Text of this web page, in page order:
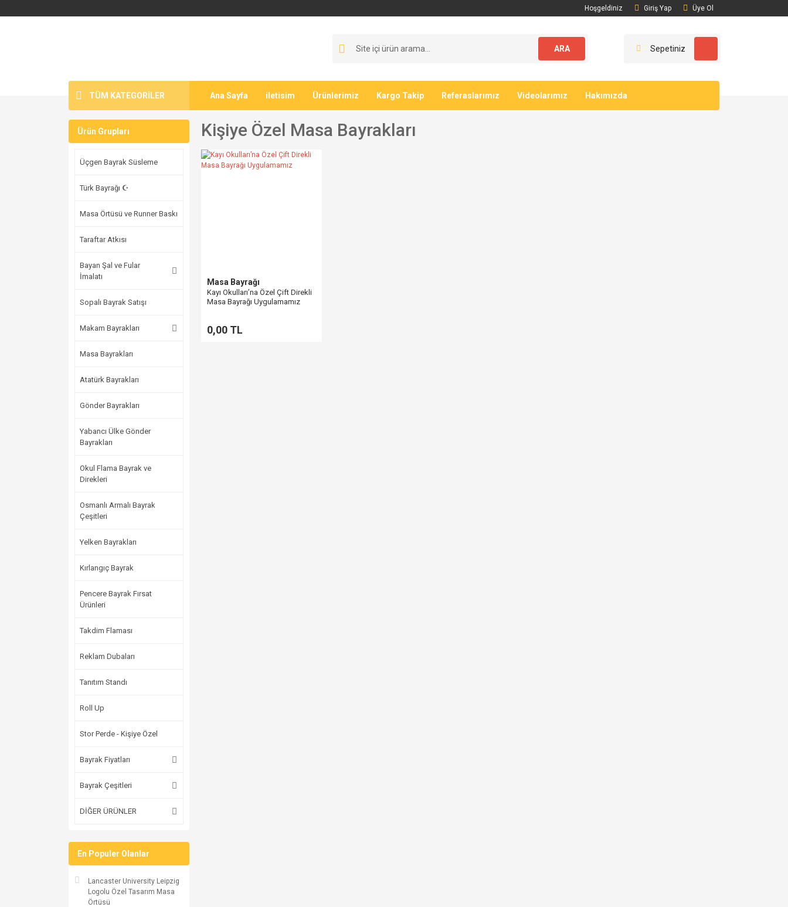
Hoşgeldiniz Giriş Yap Üye Ol
ARA Sepetiniz
TÜM KATEGORİLER Ana Sayfa iletisim Ürünlerimiz Kargo Takip Referaslarımız Videolarımız Hakımızda
Ürün Grupları
Üçgen Bayrak Süsleme
Türk Bayrağı ☪
Masa Örtüsü ve Runner Baskı
Taraftar Atkısı
Bayan Şal ve Fular
İmalatı
Sopalı Bayrak Satışı
Makam Bayrakları
Masa Bayrakları
Atatürk Bayrakları
Gönder Bayrakları
Yabancı Ülke Gönder
Bayrakları
Okul Flama Bayrak ve
Direkleri
Osmanlı Armalı Bayrak
Çeşitleri
Yelken Bayrakları
Kırlangıç Bayrak
Pencere Bayrak Fırsat
Ürünleri
Takdim Flaması
Reklam Dubaları
Tanıtım Standı
Roll Up
Stor Perde - Kişiye Özel
Bayrak Fiyatları
Bayrak Çeşitleri
DİĞER ÜRÜNLER
En Populer Olanlar
Lancaster University Leipzig
Logolu Özel Tasarım Masa
Örtüsü
Kişiye Özel Masa Bayrakları
Masa Bayrağı
Kayı Okulları’na Özel Çift Direkli
Masa Bayrağı Uygulamamız
0,00 TL